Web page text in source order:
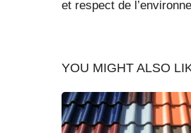
et respect de
YOU MIGHT ALSO